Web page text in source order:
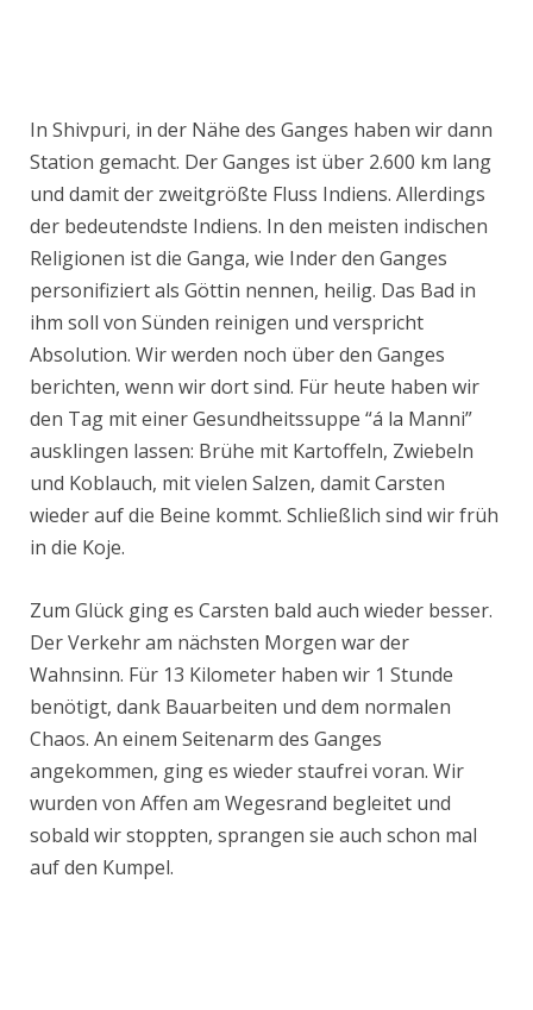
In Shivpuri, in der Nähe des Ganges haben wir dann
Station gemacht. Der Ganges ist über 2.600 km lang
und damit der zweitgrößte Fluss Indiens. Allerdings
der bedeutendste Indiens. In den meisten indischen
Religionen ist die Ganga, wie Inder den Ganges
personifiziert als Göttin nennen, heilig. Das Bad in
ihm soll von Sünden reinigen und verspricht
Absolution. Wir werden noch über den Ganges
berichten, wenn wir dort sind. Für heute haben wir
den Tag mit einer Gesundheitssuppe “á la Manni”
ausklingen lassen: Brühe mit Kartoffeln, Zwiebeln
und Koblauch, mit vielen Salzen, damit Carsten
wieder auf die Beine kommt. Schließlich sind wir früh
in die Koje.
Zum Glück ging es Carsten bald auch wieder besser.
Der Verkehr am nächsten Morgen war der
Wahnsinn. Für 13 Kilometer haben wir 1 Stunde
benötigt, dank Bauarbeiten und dem normalen
Chaos. An einem Seitenarm des Ganges
angekommen, ging es wieder staufrei voran. Wir
wurden von Affen am Wegesrand begleitet und
sobald wir stoppten, sprangen sie auch schon mal
auf den Kumpel.